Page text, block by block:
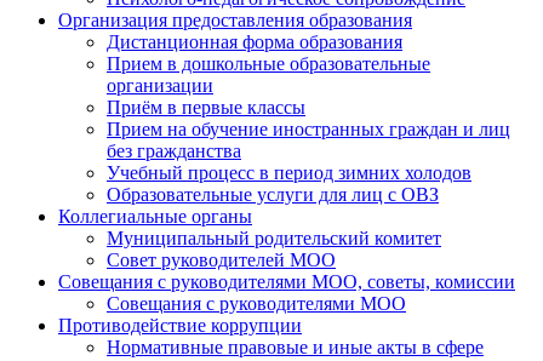
Организация предоставления образования
Дистанционная форма образования
Прием в дошкольные образовательные
организации
Приём в первые классы
Прием на обучение иностранных граждан и лиц
без гражданства
Учебный процесс в период зимних холодов
Образовательные услуги для лиц с ОВЗ
Коллегиальные органы
Муниципальный родительский комитет
Совет руководителей МОО
Совещания с руководителями МОО, советы, комиссии
Совещания с руководителями МОО
Противодействие коррупции
Нормативные правовые и иные акты в сфере